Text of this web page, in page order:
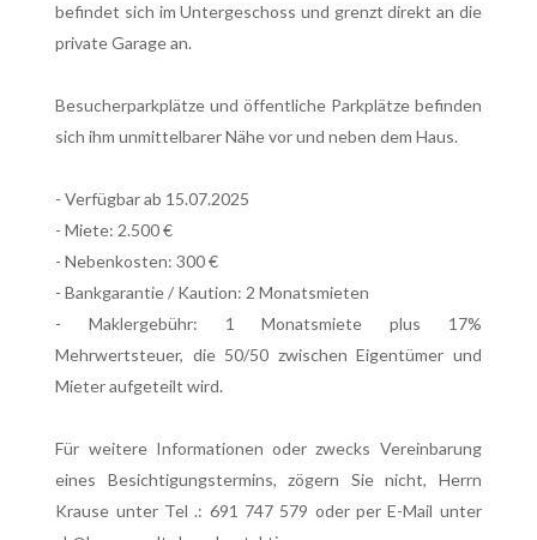
befindet sich im Untergeschoss und grenzt direkt an die
private Garage an.
Besucherparkplätze und öffentliche Parkplätze befinden
sich ihm unmittelbarer Nähe vor und neben dem Haus.
- Verfügbar ab 15.07.2025
- Miete: 2.500 €
- Nebenkosten: 300 €
- Bankgarantie / Kaution: 2 Monatsmieten
- Maklergebühr: 1 Monatsmiete plus 17%
Mehrwertsteuer, die 50/50 zwischen Eigentümer und
Mieter aufgeteilt wird.
Für weitere Informationen oder zwecks Vereinbarung
eines Besichtigungstermins, zögern Sie nicht, Herrn
Krause unter Tel .: 691 747 579 oder per E-Mail unter